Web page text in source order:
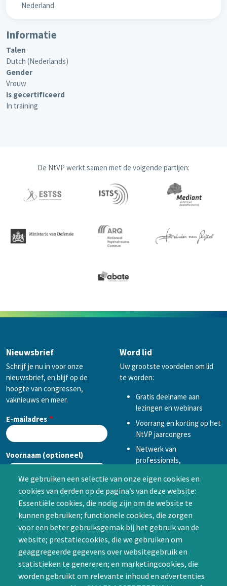
We gebruiken een selectie van onze eigen cookies en
cookies van derden op de pagina’s van deze website:
Essentiële cookies, die nodig zijn om de website te
kunnen gebruiken; functionele cookies, die zorgen
voor een beter gebruiksgemak bij het gebruik van de
website; prestatiecookies, die we gebruiken om
geaggregeerde gegevens over websitegebruik en
statistieken te genereren; en marketingcookies, die
worden gebruikt om relevante inhoud en advertenties
Nederland
Informatie
Talen
Dutch (Nederlands)
Gender
Vrouw
Is gecertificeerd
In training
De NtVP werkt samen met de volgende partijen:
Nieuwsbrief
Schrijf je nu in voor onze
nieuwsbrief, en blijf op de
hoogte van congressen,
vaknieuws en meer.
E-mailadres
Voornaam (optioneel)
Achternaam (optioneel)
CAPTCHA
Word lid
Uw grootste voordelen om lid
te worden:
Gratis deelname aan
lezingen en webinars
Voorrang en korting op het
NtVP jaarcongres
Netwerk van
professionals,
samenwerken in een van
de Special Interest
Groepen (SIG’s) of zelf een
SIG initiëren
Word lid